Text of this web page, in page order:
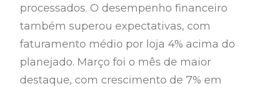
processados. O desempenho financeiro
também superou expectativas, com
faturamento médio por loja 4% acima do
planejado. Março foi o mês de maior
destaque, com crescimento de 7% em